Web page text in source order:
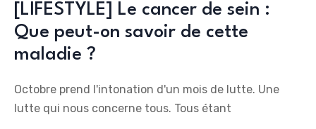
[LIFESTYLE] Le cancer de sein :
Que peut-on savoir de cette
maladie ?
Octobre prend l'intonation d'un mois de lutte. Une
lutte qui nous concerne tous. Tous étant